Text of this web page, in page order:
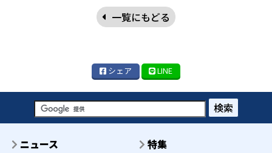
一覧にもどる
シェア LINE
検索
ニュース 特集